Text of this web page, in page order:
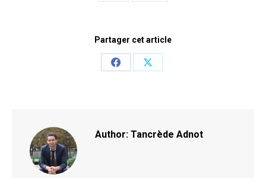
Partager cet article
Share
Share
Author: Tancrède Adnot